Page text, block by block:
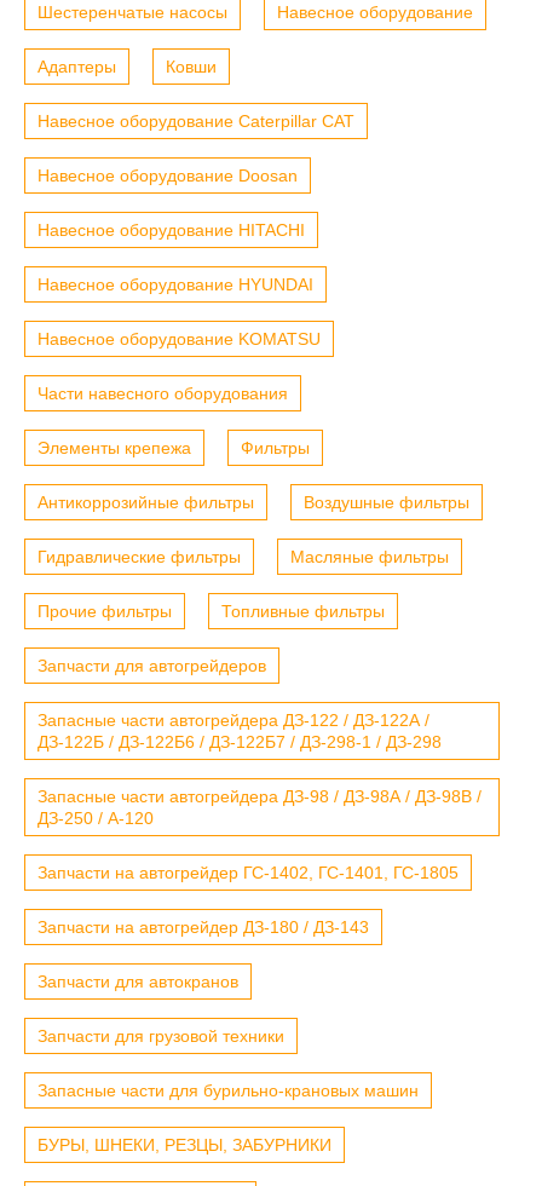
Шестеренчатые насосы Навесное оборудование
Адаптеры Ковши
Навесное оборудование Caterpillar CAT
Навесное оборудование Doosan
Навесное оборудование HITACHI
Навесное оборудование HYUNDAI
Навесное оборудование KOMATSU
Части навесного оборудования
Элементы крепежа Фильтры
Антикоррозийные фильтры Воздушные фильтры
Гидравлические фильтры Масляные фильтры
Прочие фильтры Топливные фильтры
Запчасти для автогрейдеров
Запасные части автогрейдера ДЗ-122 / ДЗ-122А /
ДЗ-122Б / ДЗ-122Б6 / ДЗ-122Б7 / ДЗ-298-1 / ДЗ-298
Запасные части автогрейдера ДЗ-98 / ДЗ-98А / ДЗ-98В /
ДЗ-250 / А-120
Запчасти на автогрейдер ГС-1402, ГС-1401, ГС-1805
Запчасти на автогрейдер ДЗ-180 / ДЗ-143
Запчасти для автокранов
Запчасти для грузовой техники
Запасные части для бурильно-крановых машин
БУРЫ, ШНЕКИ, РЕЗЦЫ, ЗАБУРНИКИ